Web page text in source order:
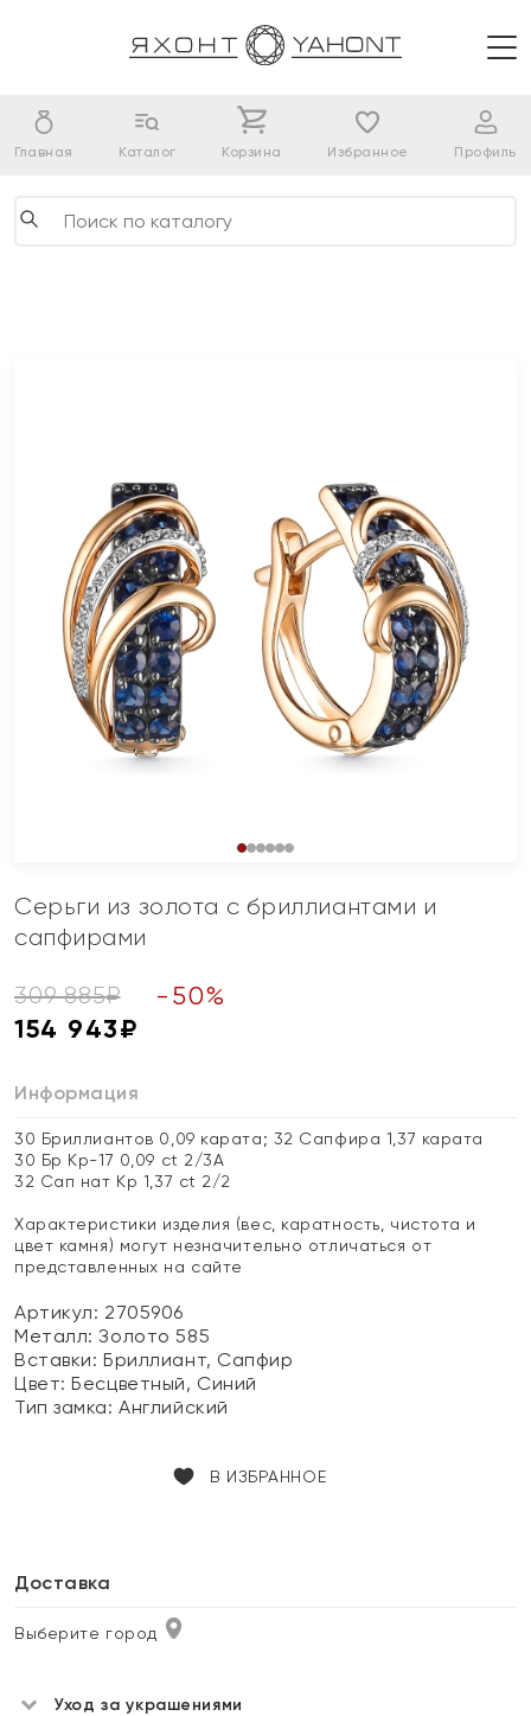
Главная Каталог Корзина Избранное Профиль
Серьги из золота с бриллиантами и
сапфирами
309 885₽ - 50%
154 943₽
Информация
30 Бриллиантов 0,09 карата; 32 Сапфира 1,37 карата
30 Бр Кр-17 0,09 ct 2/3А
32 Сап нат Кр 1,37 ct 2/2
Характеристики изделия (вес, каратность, чистота и
цвет камня) могут незначительно отличаться от
представленных на сайте
Артикул: 2705906
Металл:Золото 585
Вставки:Бриллиант, Сапфир
Цвет:Бесцветный, Синий
Тип замка:Английский
В ИЗБРАННОЕ
Доставка
Выберите город
Уход за украшениями